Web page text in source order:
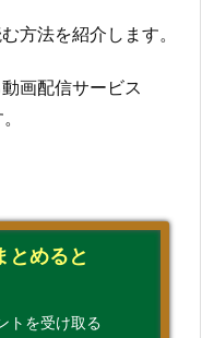
方法を紹介します。
画配信サービス
とめると
トを受け取る